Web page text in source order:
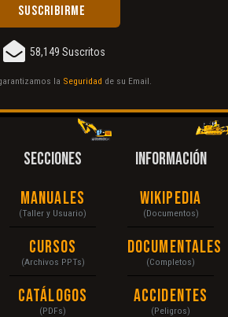
58,149 Suscritos
la Seguridad de su Email.
SECCIONES
Manuales
(Taller y Usuario)
Cursos
(Archivos PPTs)
Catálogos
(PDFs)
INFORMACIÓN
Wikipedia
(Documentos)
Documentales
(Completos)
Accidentes
(Peligros)